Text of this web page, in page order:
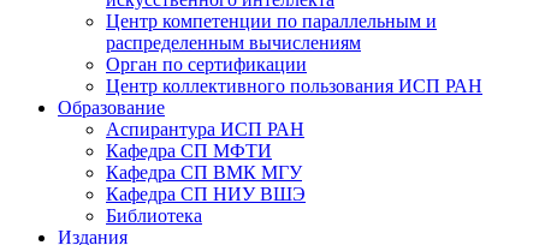
Центр компетенции по параллельным и
распределенным вычислениям
Орган по сертификации
Центр коллективного пользования ИСП РАН
Образование
Аспирантура ИСП РАН
Кафедра СП МФТИ
Кафедра СП ВМК МГУ
Кафедра СП НИУ ВШЭ
Библиотека
Издания